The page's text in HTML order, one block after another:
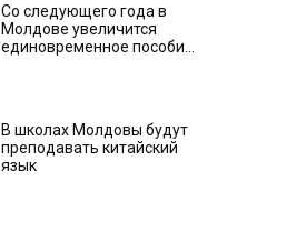
Со следующего года в
Молдове увеличится
единовременное пособие
В школах Молдовы будут
преподавать китайский
язык